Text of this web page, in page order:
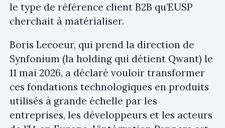
le type de référence client B2B qu’EUSP
cherchait à matérialiser.
Boris Lecoeur, qui prend la direction de
Synfonium (la holding qui détient Qwant) le
11 mai 2026, a déclaré vouloir transformer
ces fondations technologiques en produits
utilisés à grande échelle par les
entreprises, les développeurs et les acteurs